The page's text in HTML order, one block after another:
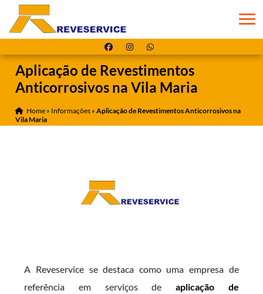
Aplicação de Revestimentos
Anticorrosivos na Vila Maria
Home » Informações »Aplicação de Revestimentos Anticorrosivos na
Vila Maria
A Reveservice se destaca como uma empresa de
referência em serviços deaplicação de